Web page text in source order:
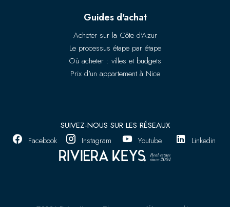
Guides d'achat
Acheter sur la Côte d'Azur
Le processus étape par étape
Où acheter : villes et budgets
Prix d'un appartement à Nice
SUIVEZ-NOUS SUR LES RÉSEAUX
Facebook
Instagram Youtube Linkedin